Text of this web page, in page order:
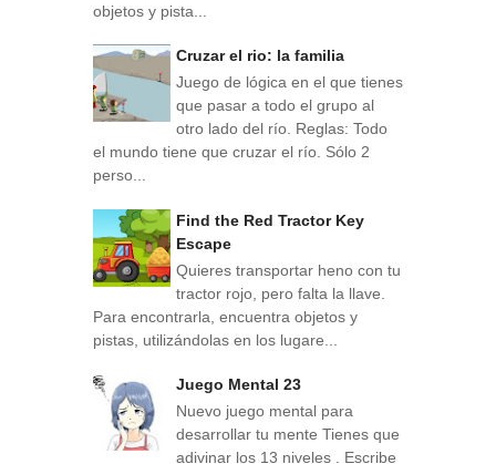
objetos y pista...
Cruzar el rio: la familia
Juego de lógica en el que tienes
que pasar a todo el grupo al
otro lado del río. Reglas: Todo
el mundo tiene que cruzar el río. Sólo 2
perso...
Find the Red Tractor Key
Escape
Quieres transportar heno con tu
tractor rojo, pero falta la llave.
Para encontrarla, encuentra objetos y
pistas, utilizándolas en los lugare...
Juego Mental 23
Nuevo juego mental para
desarrollar tu mente Tienes que
adivinar los 13 niveles . Escribe